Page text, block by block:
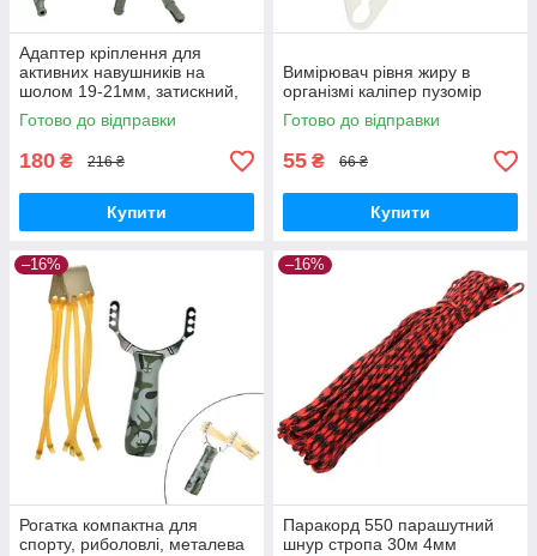
Адаптер кріплення для
активних навушників на
шолом 19-21мм, затискний,
комплект
Готово до відправки
180 ₴ 216 ₴
Купити
Вимірювач рівня жиру в
організмі каліпер пузомір
Готово до відправки
55 ₴ 66 ₴
Купити
–16%
Рогатка компактна для
спорту, риболовлі, металева
–16%
Паракорд 550 парашутний
шнур стропа 30м 4мм